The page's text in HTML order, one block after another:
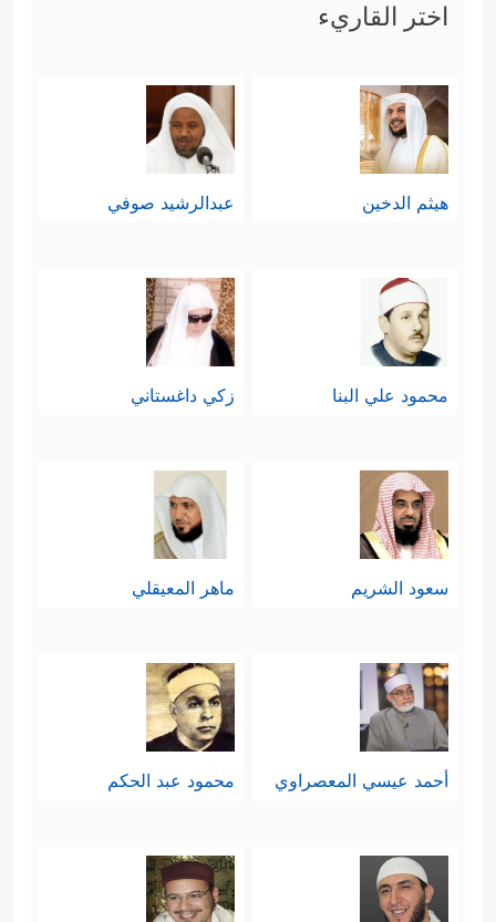
اختر القاريء
هيثم الدخين عبدالرشيد صوفي
محمود علي البنا زكي داغستاني
سعود الشريم ماهر المعيقلي
أحمد عيسي المعصراوي محمود عبد الحكم